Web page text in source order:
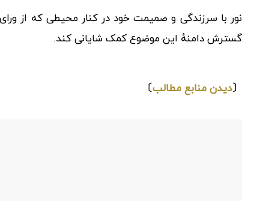
نور با سرزندگی و صمیمت خود در کنار محیطی که از
گسترش دامنهٔ این موضوع کمک شایانی کند.
〔دیدن منابع مطالب〕